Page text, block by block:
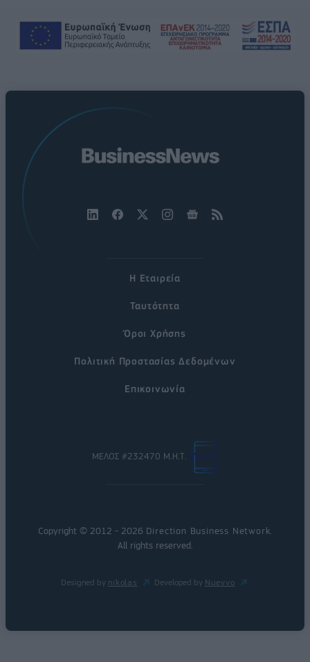
Η Εταιρεία
Ταυτότητα
Όροι Χρήσης
Πολιτική Προστασίας Δεδομένων
Επικοινωνία
ΜΕΛΟΣ #232470 Μ.Η.Τ.
Copyright © 2012 - 2026 Direction Business Network.
All rights reserved.
Designed by nikolas Developed by Nuevvo